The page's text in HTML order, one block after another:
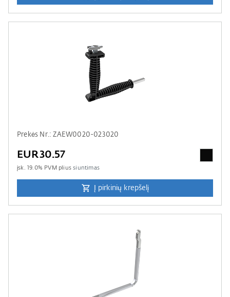
Prekės Nr.: ZAEW0020-023020
EUR30.57
įsk. 19.0% PVM pliussiuntimas
Į pirkinių krepšelį